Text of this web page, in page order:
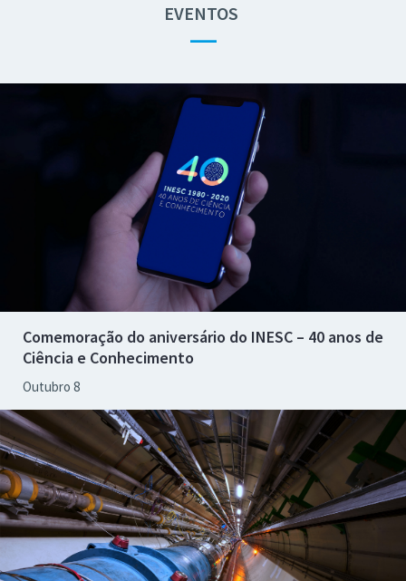
EVENTOS
—
Comemoração do aniversário do INESC – 40 anos de
Ciência e Conhecimento
Outubro 8